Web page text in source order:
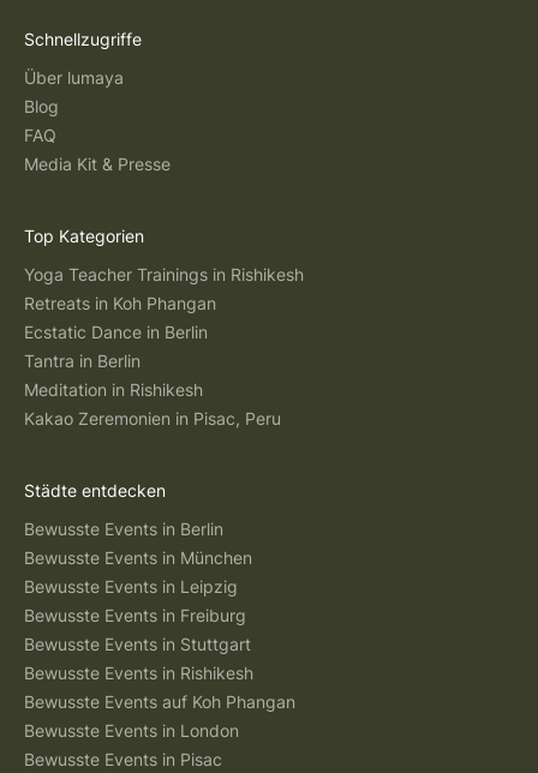
Schnellzugriffe
Über lumaya
Blog
FAQ
Media Kit & Presse
Top Kategorien
Yoga Teacher Trainings in Rishikesh
Retreats in Koh Phangan
Ecstatic Dance in Berlin
Tantra in Berlin
Meditation in Rishikesh
Kakao Zeremonien in Pisac, Peru
Städte entdecken
Bewusste Events in Berlin
Bewusste Events in München
Bewusste Events in Leipzig
Bewusste Events in Freiburg
Bewusste Events in Stuttgart
Bewusste Events in Rishikesh
Bewusste Events auf Koh Phangan
Bewusste Events in London
Bewusste Events in Pisac